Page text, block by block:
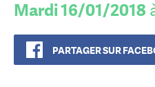
Mardi 16/01/2018
PARTAGER SUR